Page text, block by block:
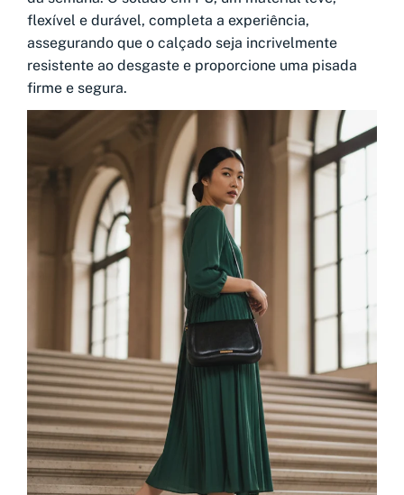
flexível e durável, completa a experiência,
assegurando que o calçado seja incrivelmente
resistente ao desgaste e proporcione uma pisada
firme e segura.